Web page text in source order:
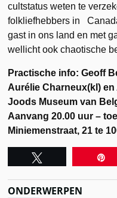
cultstatus weten te
folkliefhebbers in
gast in ons land en met
wellicht ook chaotische
Practische info: Geoff
Aurélie Charneux(kl)
Joods Museum van
Aanvang 20.00 uur –
Miniemenstraat, 21 te
ONDERWERPEN